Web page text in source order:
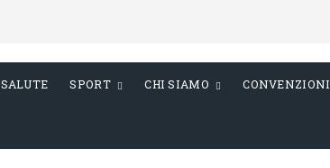
SALUTE SPORT CHI SIAMO CONVENZIONI